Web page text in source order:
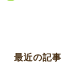
最近の記事